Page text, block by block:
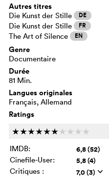
Autres titres
Die Kunst der Stille DE
Die Kunst der Stille FR
The Art of Silence EN
Genre
Documentaire
Durée
81 Min.
Langues originales
Français, Allemand
Ratings
cccccc c c c c
IMDB:
6,8 (52)
Cinefile-User: 5,8 (4)
Critiques : 7,0 (3) q